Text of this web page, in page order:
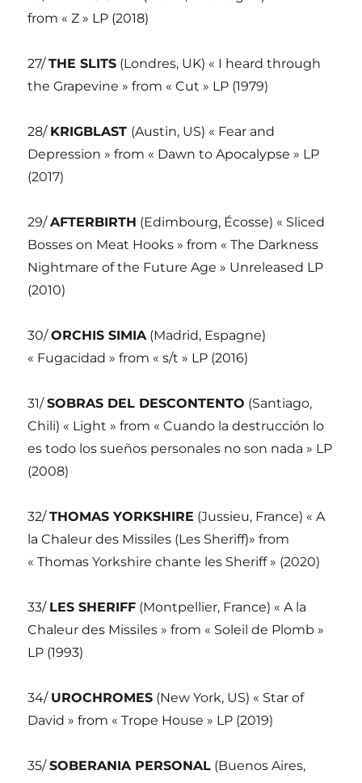
from « Z » LP (2018)
27/THE SLITS (Londres, UK) « I heard through
the Grapevine » from « Cut » LP (1979)
28/ KRIGBLAST (Austin, US) « Fear and
Depression » from « Dawn to Apocalypse » LP
(2017)
29/AFTERBIRTH (Edimbourg, Écosse) « Sliced
Bosses on Meat Hooks » from « The Darkness
Nightmare of the Future Age » Unreleased LP
(2010)
30/ORCHIS SIMIA(Madrid, Espagne)
« Fugacidad » from « s/t » LP (2016)
31/SOBRAS DEL DESCONTENTO (Santiago,
Chili) « Light » from « Cuando la destrucción lo
es todo los sueños personales no son nada » LP
(2008)
32/THOMAS YORKSHIRE (Jussieu, France) « A
la Chaleur des Missiles (Les Sheriff)» from
« Thomas Yorkshire chante les Sheriff » (2020)
33/ LES SHERIFF (Montpellier, France) « A la
Chaleur des Missiles » from « Soleil de Plomb »
LP (1993)
34/ UROCHROMES (New York, US) « Star of
David » from « Trope House » LP (2019)
35/SOBERANIA PERSONAL (Buenos Aires,